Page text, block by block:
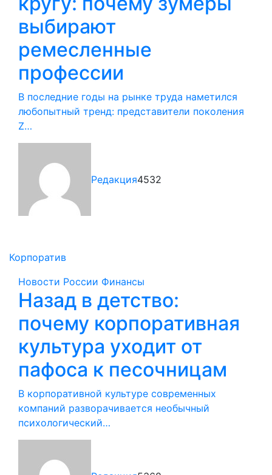
выбирают
ремесленные
профессии
В последние годы на рынке труда наметился
любопытный тренд: представители поколения
Z…
Редакция4532
Корпоратив
Новости России Финансы
Назад в детство:
почему корпоративная
культура уходит от
пафоса к песочницам
В корпоративной культуре современных
компаний разворачивается необычный
психологический…